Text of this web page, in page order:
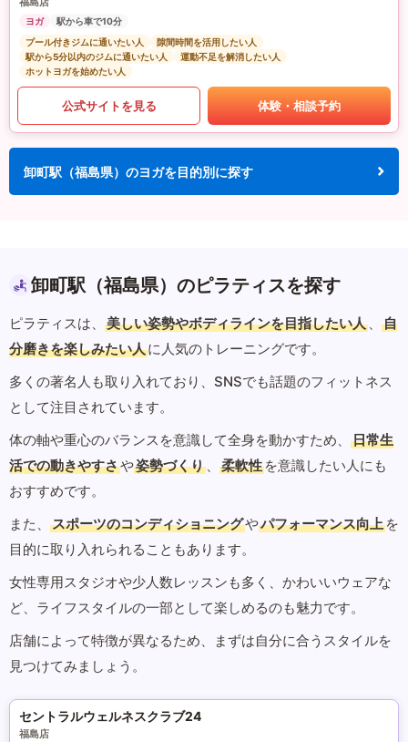
ヨガ
駅から車で10分
プール付きジムに通いたい人
隙間時間を活用したい人
駅から5分以内のジムに通いたい人
運動不足を解消したい人
ホットヨガを始めたい人
公式サイトを見る 体験・相談予約
卸町駅（福島県）のヨガを目的別に探す
卸町駅（福島県）のピラティスを探す
ピラティスは、 美しい姿勢やボディラインを目指したい人 、
自
分磨きを楽しみたい人に人気のトレーニングです。
多くの著名人も取り入れており、SNSでも話題のフィットネス
として注目されています。
体の軸や重心のバランスを意識して全身を動かすため、
日常生
活での動きやすさや姿勢づくり 、 柔軟性 を意識したい人にも
おすすめです。
また、
スポーツのコンディショニングやパフォーマンス向上 を
目的に取り入れられることもあります。
女性専用スタジオや少人数レッスンも多く、かわいいウェアな
ど、ライフスタイルの一部として楽しめるのも魅力です。
店舗によって特徴が異なるため、まずは自分に合うスタイルを
見つけてみましょう。
セントラルウェルネスクラブ24
福島店